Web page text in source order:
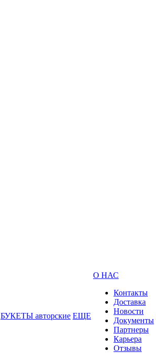
БУКЕТЫ авторские ЕЩЕ
О НАС
Контакты
Доставка
Новости
Документы
Партнеры
Карьера
Отзывы